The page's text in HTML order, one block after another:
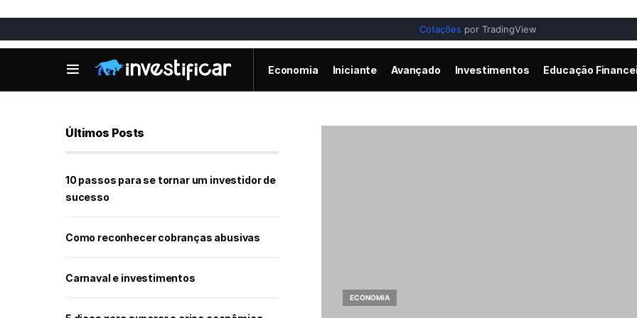
Cotações por TradingView
Economia Iniciante Avançado Investimentos Educação
ECONOMIA
Últimos Posts
10 passos para se tornar um investidor de
sucesso
Como reconhecer cobranças abusivas
Carnaval e investimentos